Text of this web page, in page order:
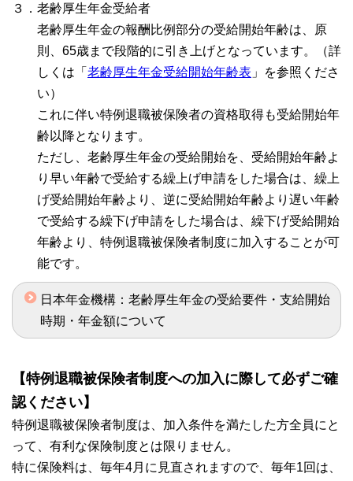
３．老齢厚生年金受給者
老齢厚生年金の報酬比例部分の受給開始年齢は、原
則、65歳まで段階的に引き上げとなっています。（詳
しくは「 老齢厚生年金受給開始年齢表 」を参照くださ
い）
これに伴い特例退職被保険者の資格取得も受給開始年
齢以降となります。
ただし、老齢厚生年金の受給開始を、受給開始年齢よ
り早い年齢で受給する繰上げ申請をした場合は、繰上
げ受給開始年齢より、逆に受給開始年齢より遅い年齢
で受給する繰下げ申請をした場合は、繰下げ受給開始
年齢より、特例退職被保険者制度に加入することが可
能です。
日本年金機構：老齢厚生年金の受給要件・支給開始
時期・年金額について
【特例退職被保険者制度への加入に際して必ずご確
認ください】
特例退職被保険者制度は、加入条件を満たした方全員にと
って、有利な保険制度とは限りません。
特に保険料は、毎年4月に見直されますので、毎年1回は、